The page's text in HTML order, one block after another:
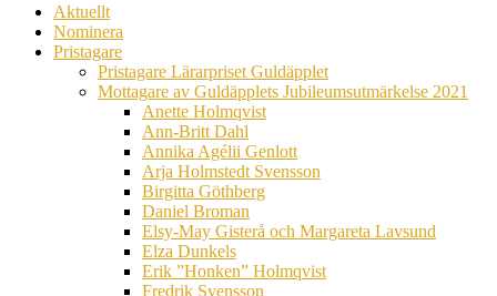
Aktuellt
Nominera
Pristagare
Pristagare Lärarpriset Guldäpplet
Mottagare av Guldäpplets Jubileumsutmärkelse 2021
Anette Holmqvist
Ann-Britt Dahl
Annika Agélii Genlott
Arja Holmstedt Svensson
Birgitta Göthberg
Daniel Broman
Elsy-May Gisterå och Margareta Lavsund
Elza Dunkels
Erik ”Honken” Holmqvist
Fredrik Svensson